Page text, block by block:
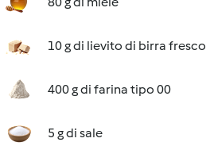
10 g di lievito di birra fresco
400 g di farina tipo 00
5 g di sale